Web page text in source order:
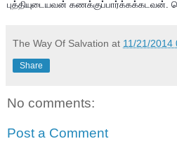
புத்தியுடையவன் கணக்குப்பார்க்கக்கடவன்.
The Way Of Salvation at 11/21/2014
Share
No comments:
Post a Comment